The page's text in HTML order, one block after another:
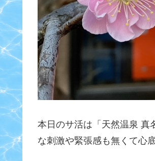
本日のサ活は「天然温泉 真
な刺激や緊張感も無くて心